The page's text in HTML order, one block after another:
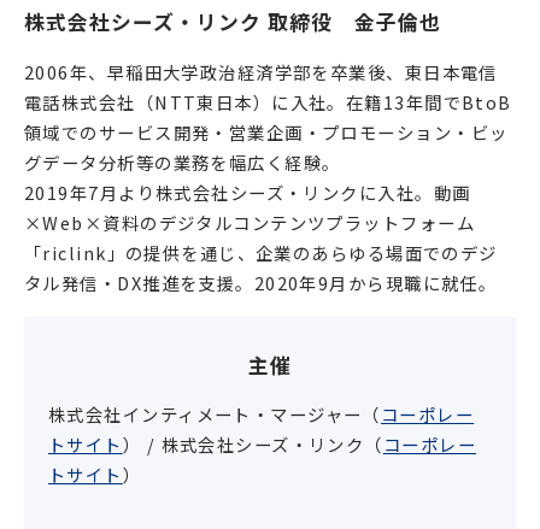
株式会社シーズ・リンク 取締役　金子倫也
2006年、早稲田大学政治経済学部を卒業後、東日本電信
電話株式会社（NTT東日本）に入社。在籍13年間でBtoB
領域でのサービス開発・営業企画・プロモーション・ビッ
グデータ分析等の業務を幅広く経験。
2019年7月より株式会社シーズ・リンクに入社。動画
×Web×資料のデジタルコンテンツプラットフォーム
「riclink」の提供を通じ、企業のあらゆる場面でのデジ
タル発信・DX推進を支援。2020年9月から現職に就任。
主催
株式会社インティメート・マージャー（コーポレー
トサイト） / 株式会社シーズ・リンク（コーポレー
トサイト）